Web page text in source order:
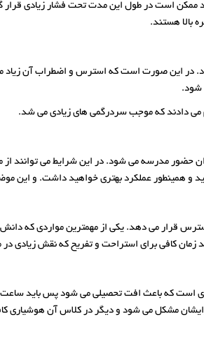
است در طول این مدت تحت فشار زیادی قرار
بالا هستند.
در این صورت است که استرس و اضطراب آن زیاد
شود.
می دادند که موجب سردرگمی های زیادی می شد.
مدرسه می شود. در این شرایط می‌ توانند از
و همینطور عملکرد بهتری خواهید داشت. و این
قرار می دهد. یکی از مهمترین مواردی که دانش
زمان کافی برای استراحت و تفریح که نقش زیادی
است که باعث افت تحصیلی می شود پس باید
مشکل می شود و دیگر در کلاس آن هوشیاری